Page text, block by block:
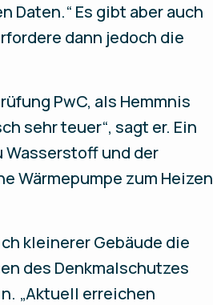
Daten.“ Es gibt aber auch
dann jedoch die
PwC, als Hemmnis
sehr teuer“, sagt er. Ein
Wasserstoff und der
Wärmepumpe zum Heizen
kleinerer Gebäude die
des Denkmalschutzes
„Aktuell erreichen